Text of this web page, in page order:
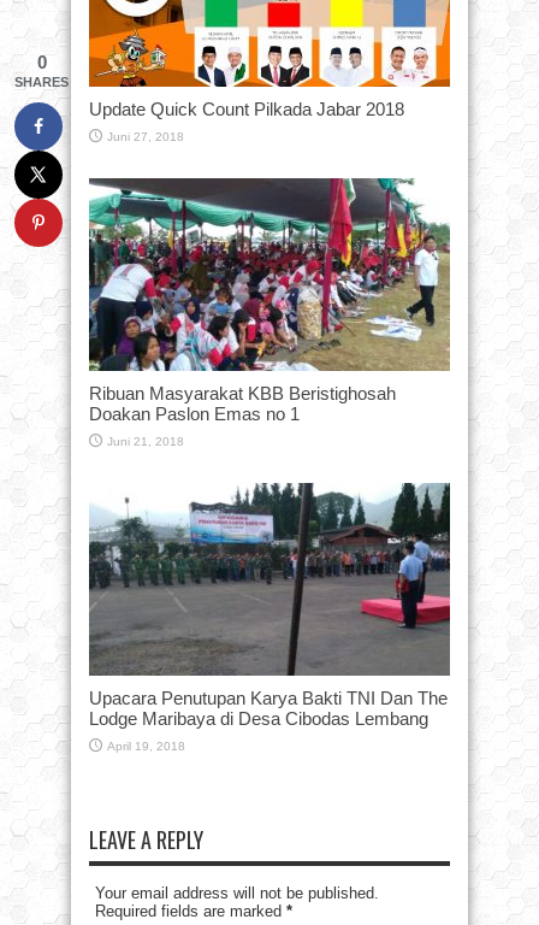
Update Quick Count Pilkada Jabar 2018
Juni 27, 2018
Ribuan Masyarakat KBB Beristighosah
Doakan Paslon Emas no 1
Juni 21, 2018
Upacara Penutupan Karya Bakti TNI Dan The
Lodge Maribaya di Desa Cibodas Lembang
April 19, 2018
LEAVE A REPLY
Your email address will not be published.
Required fields are marked *
0
SHARES